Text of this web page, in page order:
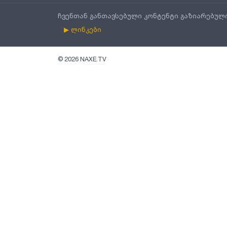
ჩვენთან განთავსებული კონტენტი
▶ ლინკები
© 2026 NAXE.TV